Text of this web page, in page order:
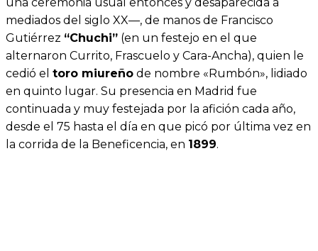
mediados del siglo XX—, de manos de Francisco
Gutiérrez “Chuchi” (en un festejo en el que
alternaron Currito, Frascuelo y Cara-Ancha), quien le
cedió el toro miureño de nombre «Rumbón», lidiado
en quinto lugar. Su presencia en Madrid fue
continuada y muy festejada por la afición cada año,
desde el 75 hasta el día en que picó por última vez en
la corrida de la Beneficencia, en 1899.